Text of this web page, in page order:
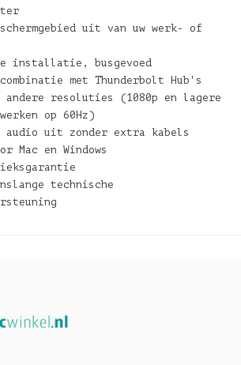
uit van uw werk- of
installatie, busgevoed
met Thunderbolt Hub's
andere resoluties (1080p en lagere
op 60Hz)
audio uit zonder extra kabels
Mac en Windows
technische